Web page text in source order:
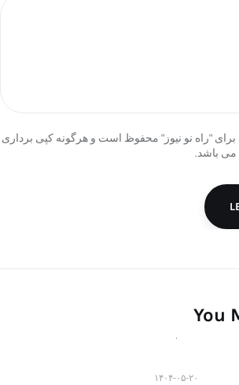
"راه نو نیوز" محفوظ است و هرگونه کپی برداری
می باشد.
You
۱۴۰۴-۰۵-۲۰